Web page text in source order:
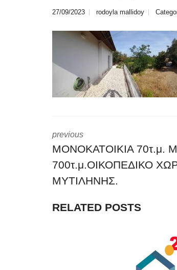
27/09/2023 rodoyla mallidoy
previous
ΜΟΝΟΚΑΤΟΙΚΙΑ 70τ.μ.
700τ.μ.ΟΙΚΟΠΕΔΙΚΟ
ΜΥΤΙΛΗΝΗΣ.
RELATED POSTS